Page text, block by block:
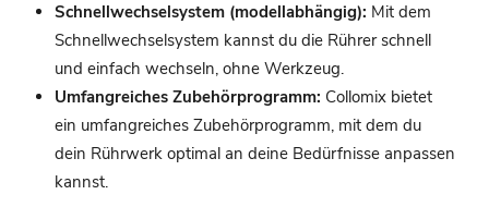
Schnellwechselsystem (modellabhängig): Mit dem
Schnellwechselsystem kannst du die Rührer schnell
und einfach wechseln, ohne Werkzeug.
Umfangreiches Zubehörprogramm: Collomix bietet
ein umfangreiches Zubehörprogramm, mit dem du
dein Rührwerk optimal an deine Bedürfnisse anpassen
kannst.